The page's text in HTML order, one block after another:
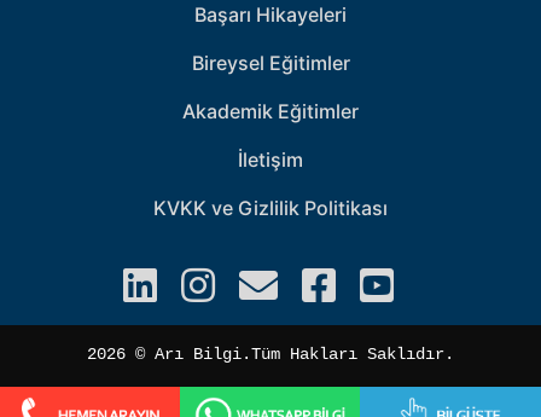
Başarı Hikayeleri
Bireysel Eğitimler
Akademik Eğitimler
İletişim
KVKK ve Gizlilik Politikası
2026 ©️ Arı Bilgi.Tüm Hakları Saklıdır.